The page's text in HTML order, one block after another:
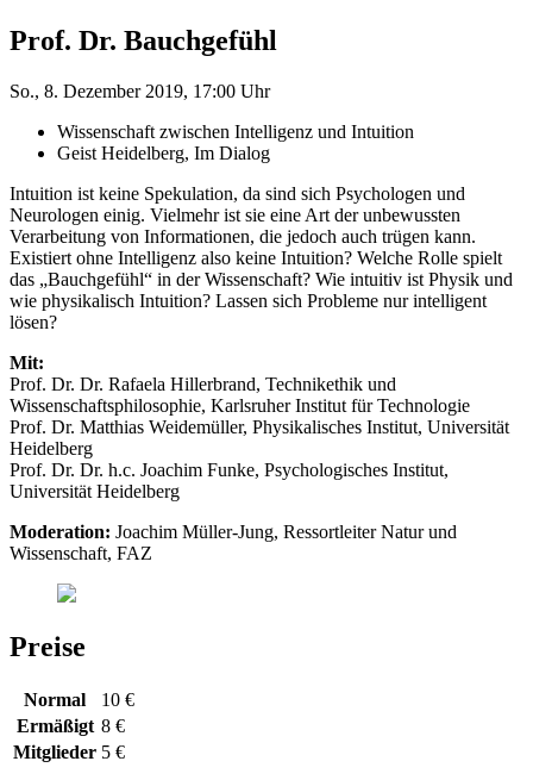
Prof. Dr. Bauchgefühl
So., 8. Dezember 2019, 17:00 Uhr
Wissenschaft zwischen Intelligenz und Intuition
Geist Heidelberg, Im Dialog
Intuition ist keine Spekulation, da sind sich Psychologen und
Neurologen einig. Vielmehr ist sie eine Art der unbewussten
Verarbeitung von Informationen, die jedoch auch trügen kann.
Existiert ohne Intelligenz also keine Intuition? Welche Rolle spielt
das „Bauchgefühl“ in der Wissenschaft? Wie intuitiv ist Physik und
wie physikalisch Intuition? Lassen sich Probleme nur intelligent
lösen?
Mit:
Prof. Dr. Dr. Rafaela Hillerbrand, Technikethik und
Wissenschaftsphilosophie, Karlsruher Institut für Technologie
Prof. Dr. Matthias Weidemüller, Physikalisches Institut, Universität
Heidelberg
Prof. Dr. Dr. h.c. Joachim Funke, Psychologisches Institut,
Universität Heidelberg
Moderation: Joachim Müller-Jung, Ressortleiter Natur und
Wissenschaft, FAZ
Preise
Normal
10 €
Ermäßigt 8 €
Mitglieder 5 €